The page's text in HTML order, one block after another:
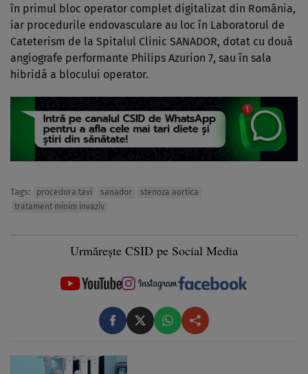
în primul bloc operator complet digitalizat din România,
iar procedurile endovasculare au loc în Laboratorul de
Cateterism de la Spitalul Clinic SANADOR, dotat cu două
angiografe performante Philips Azurion 7, sau în sala
hibridă a blocului operator.
Tags: procedura tavi sanador
stenoza aortica
tratament minim invaziv
Urmărește CSID pe Social Media